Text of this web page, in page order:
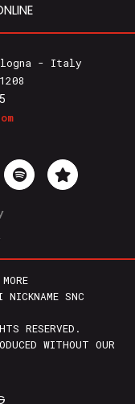
- Italy
SNC
RESERVED.
WITHOUT OUR